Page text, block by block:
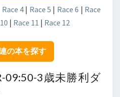
レ
シ
ョ
に
Race 4| Race 5 | Race 6 | Race
| Race 11 | Race 12
の本を探す
09:50-3歳未勝利ダ